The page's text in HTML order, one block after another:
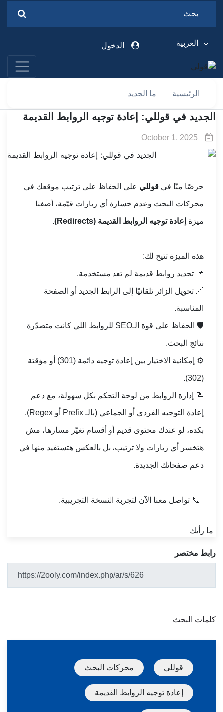
العربية الدخول
الرئيسية ما الجديد
الجديد في قوللي: إعادة توجيه الروابط القديمة
October 1, 2025
حرصًا منّا في قوللي على الحفاظ على ترتيب موقعك في
محركات البحث وعدم خسارة أي زيارات قيّمة، أضفنا
ميزة إعادة توجيه الروابط القديمة (Redirects) .
هذه الميزة تتيح لك:
📌 تحديد روابط قديمة لم تعد مستخدمة.
🔗 تحويل الزائر تلقائيًا إلى الرابط الجديد أو الصفحة
المناسبة.
🛡️ الحفاظ على قوة الـSEO للروابط اللي كانت متصدّرة
نتائج البحث.
⚙️ إمكانية الاختيار بين إعادة توجيه دائمة (301) أو مؤقتة
(302).
📝 إدارة الروابط من لوحة التحكم بكل سهولة، مع دعم
إعادة التوجيه الفردي أو الجماعي (بالـ Prefix أو Regex).
بكده، لو عندك محتوى قديم أو أقسام تغيّر مسارها، مش
هتخسر أي زيارات ولا ترتيب، بل بالعكس هتستفيد منها في
دعم صفحاتك الجديدة.
📞 تواصل معنا الآن لتجربة النسخة التجريبية.
ما رأيك
رابط مختصر
كلمات البحث
قوللي محركات البحث
إعادة توجيه الروابط القديمة